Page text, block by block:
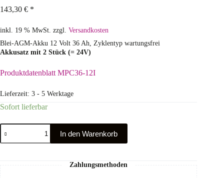
143,30 € *
inkl. 19 % MwSt. zzgl. Versandkosten
Blei-AGM-Akku 12 Volt 36 Ah, Zyklentyp wartungsfrei
Akkusatz mit 2 Stück (= 24V)
Produktdatenblatt MPC36-12I
Lieferzeit: 3 - 5 Werktage
Sofort lieferbar
In den Warenkorb
Zahlungsmethoden